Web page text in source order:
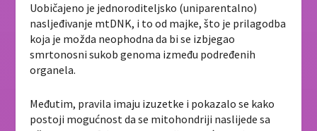
Uobičajeno je jednoroditeljsko (uniparentalno)
nasljeđivanje mtDNK, i to od majke, što je prilagodba
koja je možda neophodna da bi se izbjegao
smrtonosni sukob genoma između podređenih
organela.
Međutim, pravila imaju izuzetke i pokazalo se kako
postoji mogućnost da se mitohondriji naslijede sa